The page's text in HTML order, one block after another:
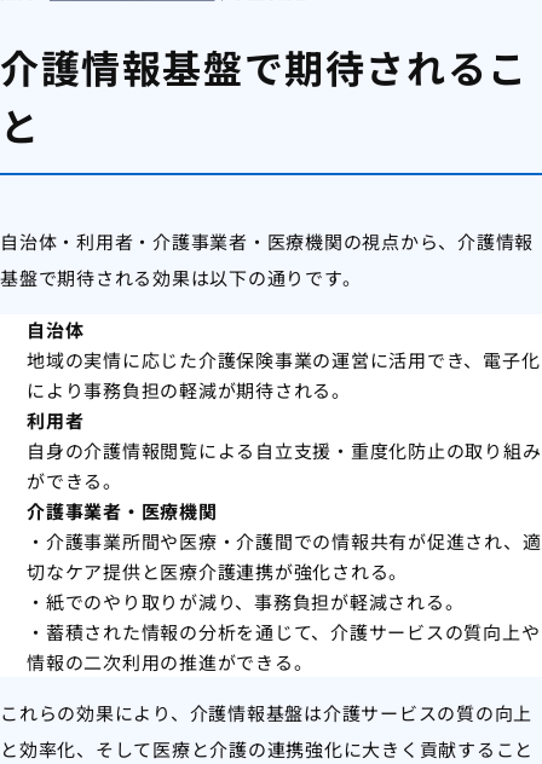
介護情報基盤で期待されるこ
と
自治体・利用者・介護事業者・医療機関の視点から、介護情報
基盤で期待される効果は以下の通りです。
自治体
地域の実情に応じた介護保険事業の運営に活用でき、電子化
により事務負担の軽減が期待される。
利用者
自身の介護情報閲覧による自立支援・重度化防止の取り組み
ができる。
介護事業者・医療機関
・介護事業所間や医療・介護間での情報共有が促進され、適
切なケア提供と医療介護連携が強化される。
・紙でのやり取りが減り、事務負担が軽減される。
・蓄積された情報の分析を通じて、介護サービスの質向上や
情報の二次利用の推進ができる。
これらの効果により、介護情報基盤は介護サービスの質の向上
と効率化、そして医療と介護の連携強化に大きく貢献すること